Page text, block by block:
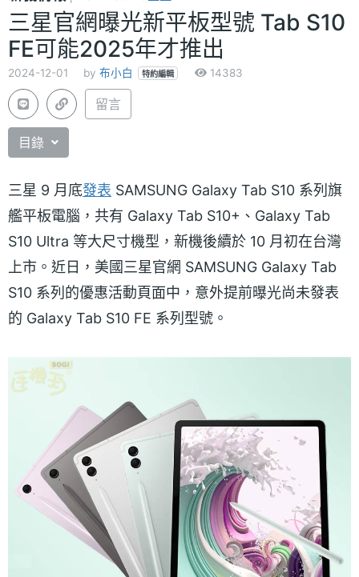
三星官網曝光新平板型號 Tab S10
FE可能2025年才推出
2024-12-01 by 布小白 特約編輯 14383
留言
目錄
三星 9 月底發表 SAMSUNG Galaxy Tab S10 系列旗
艦平板電腦，共有 Galaxy Tab S10+、Galaxy Tab
S10 Ultra 等大尺寸機型，新機後續於 10 月初在台灣
上市。近日，美國三星官網 SAMSUNG Galaxy Tab
S10 系列的優惠活動頁面中，意外提前曝光尚未發表
的 Galaxy Tab S10 FE 系列型號。